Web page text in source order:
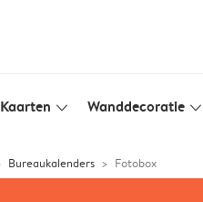
Kaarten slim_arrow_down Wanddecoratie slim_arrow_down
Bureaukalenders Fotobox